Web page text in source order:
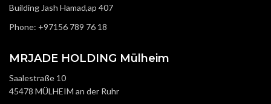
Building Jash Hamad,ap 407
Phone: +97156 789 76 18
MRJADE HOLDING Mülheim
Saalestraße 10
45478 MÜLHEIM an der Ruhr